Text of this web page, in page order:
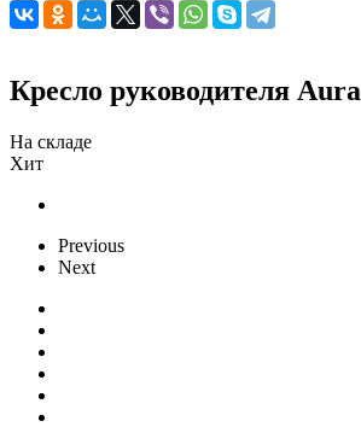
Кресло руководителя Aura
На складе
Хит
Previous
Next